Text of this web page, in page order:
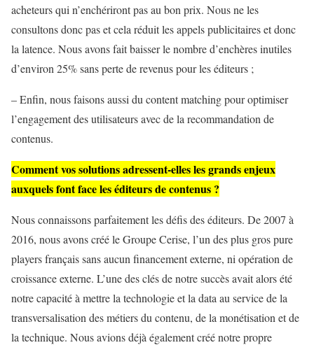
acheteurs qui n’enchériront pas au bon prix. Nous ne les
consultons donc pas et cela réduit les appels publicitaires et donc
la latence. Nous avons fait baisser le nombre d’enchères inutiles
d’environ 25% sans perte de revenus pour les éditeurs ;
– Enfin, nous faisons aussi du content matching pour optimiser
l’engagement des utilisateurs avec de la recommandation de
contenus.
Comment vos solutions adressent-elles les grands enjeux
auxquels font face les éditeurs de contenus ?
Nous connaissons parfaitement les défis des éditeurs. De 2007 à
2016, nous avons créé le Groupe Cerise, l’un des plus gros pure
players français sans aucun financement externe, ni opération de
croissance externe. L’une des clés de notre succès avait alors été
notre capacité à mettre la technologie et la data au service de la
transversalisation des métiers du contenu, de la monétisation et de
la technique. Nous avions déjà également créé notre propre